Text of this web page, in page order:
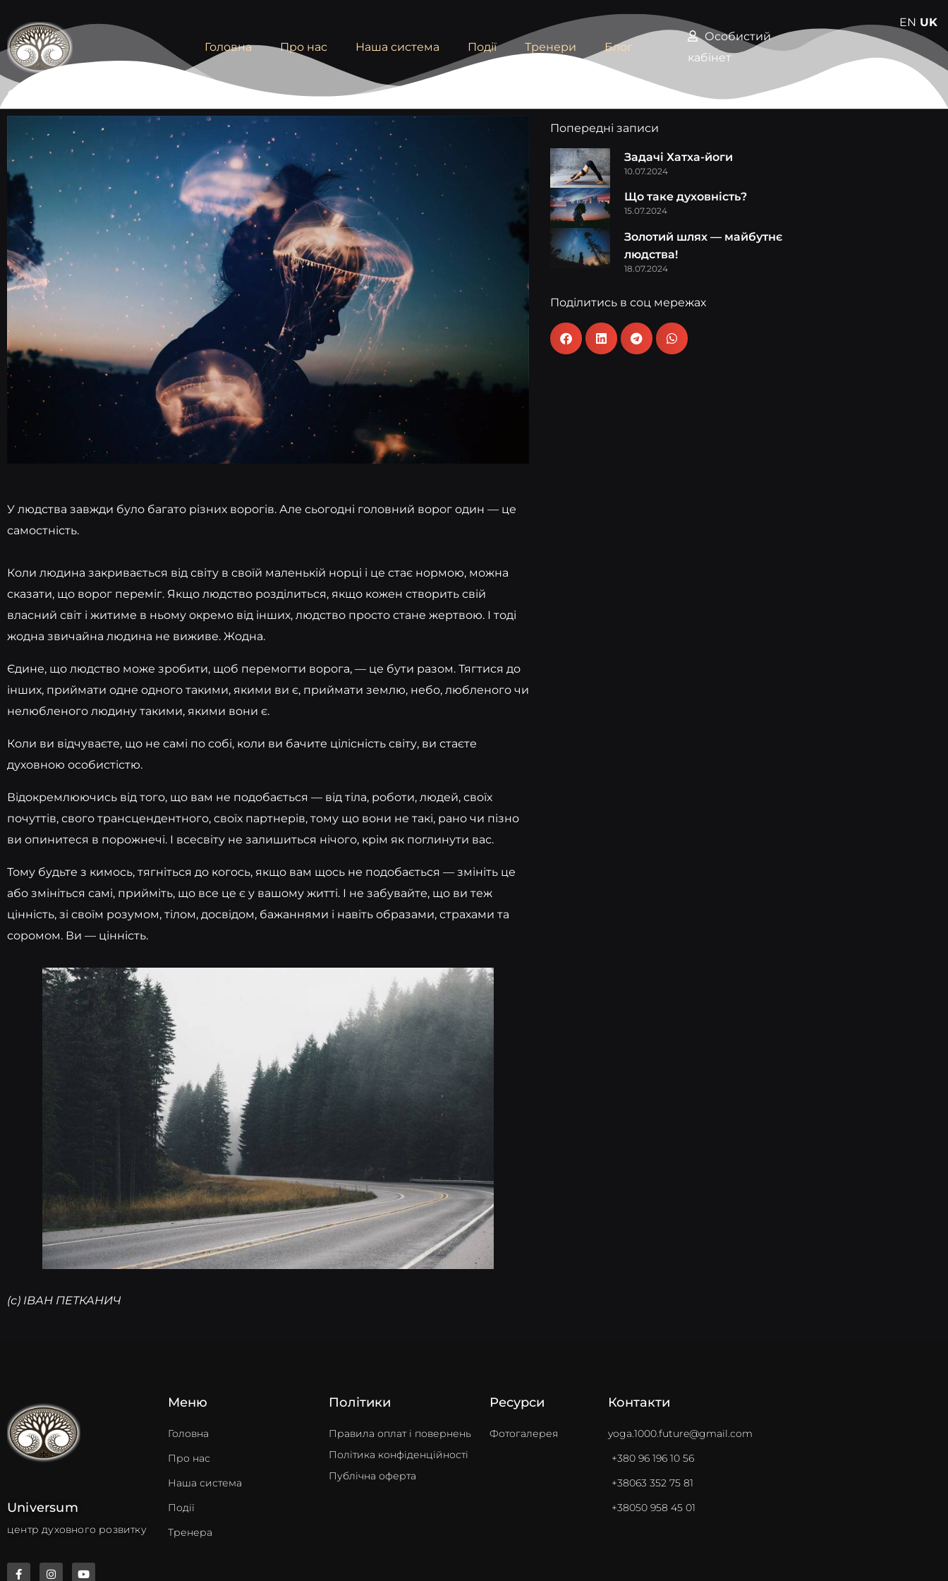
Головна Про нас Наша система Події Тренери Блог
Особистий
кабінет
Самотність
У людства завжди було багато різних ворогів. Але сьогодні головний ворог один — це
самостність.
Коли людина закривається від світу в своїй маленькій норці і це стає нормою, можна
сказати, що ворог переміг. Якщо людство розділиться, якщо кожен створить свій
власний світ і житиме в ньому окремо від інших, людство просто стане жертвою. І тоді
жодна звичайна людина не виживе. Жодна.
Єдине, що людство може зробити, щоб перемогти ворога, — це бути разом. Тягтися до
інших, приймати одне одного такими, якими ви є, приймати землю, небо, любленого чи
нелюбленого людину такими, якими вони є.
Коли ви відчуваєте, що не самі по собі, коли ви бачите цілісність світу, ви стаєте
духовною особистістю.
Відокремлюючись від того, що вам не подобається — від тіла, роботи, людей, своїх
почуттів, свого трансцендентного, своїх партнерів, тому що вони не такі, рано чи пізно
ви опинитеся в порожнечі. І всесвіту не залишиться нічого, крім як поглинути вас.
Тому будьте з кимось, тягніться до когось, якщо вам щось не подобається — змініть це
або змініться самі, прийміть, що все це є у вашому житті. І не забувайте, що ви теж
цінність, зі своїм розумом, тілом, досвідом, бажаннями і навіть образами, страхами та
соромом. Ви — цінність.
(с) ІВАН ПЕТКАНИЧ
Попередні записи
Задачі Хатха-йоги
10.07.2024
Що таке духовність?
15.07.2024
Золотий шлях — майбутнє
людства!
18.07.2024
Поділитись в соц мережах
Universum
центр духовного розвитку
Меню
Головна
Про нас
Наша система
Події
Тренера
Політики
Правила оплат i повернень
Політика конфіденційності
Публічна оферта
Ресурси
Фотогалерея
Контакти
yoga.1000.future@gmail.com
+380 96 196 10 56
+38063 352 75 81
+38050 958 45 01
EN UK